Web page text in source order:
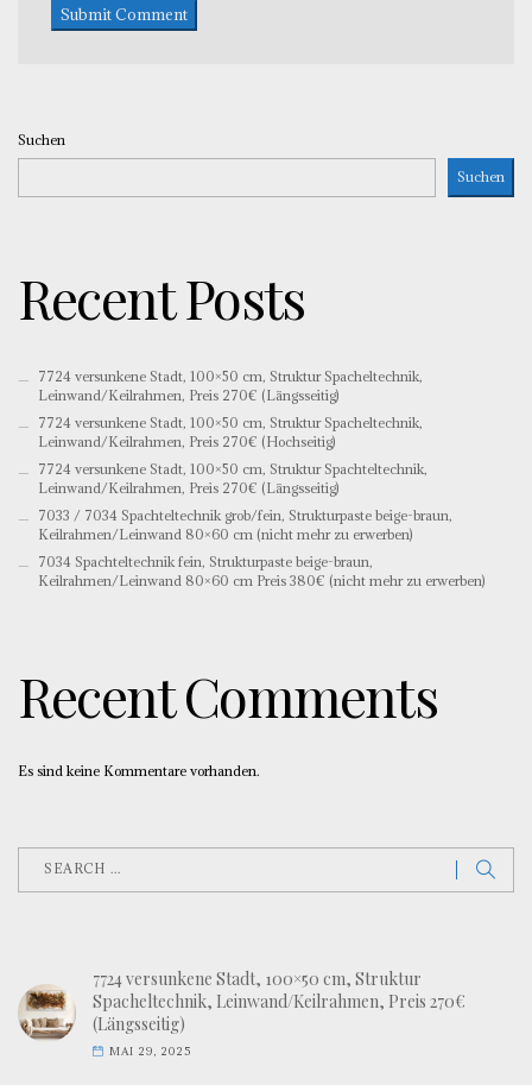
Suchen
Suchen
Recent Posts
7724 versunkene Stadt, 100×50 cm, Struktur Spacheltechnik,
Leinwand/Keilrahmen, Preis 270€ (Längsseitig)
7724 versunkene Stadt, 100×50 cm, Struktur Spacheltechnik,
Leinwand/Keilrahmen, Preis 270€ (Hochseitig)
7724 versunkene Stadt, 100×50 cm, Struktur Spachteltechnik,
Leinwand/Keilrahmen, Preis 270€ (Längsseitig)
7033 / 7034 Spachteltechnik grob/fein, Strukturpaste beige-braun,
Keilrahmen/Leinwand 80×60 cm (nicht mehr zu erwerben)
7034 Spachteltechnik fein, Strukturpaste beige-braun,
Keilrahmen/Leinwand 80×60 cm Preis 380€ (nicht mehr zu erwerben)
Recent Comments
Es sind keine Kommentare vorhanden.
7724 versunkene Stadt, 100×50 cm, Struktur
Spacheltechnik, Leinwand/Keilrahmen, Preis 270€
(Längsseitig)
MAI 29, 2025